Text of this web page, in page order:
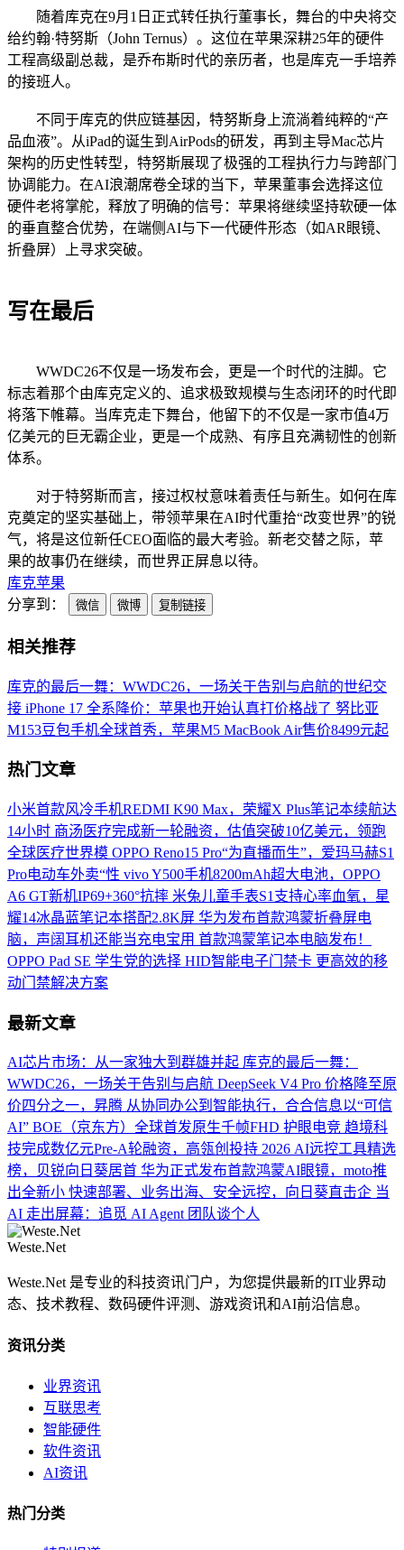
随着库克在9月1日正式转任执行董事长，舞台的中央将交
给约翰·特努斯（John Ternus）。这位在苹果深耕25年的硬件
工程高级副总裁，是乔布斯时代的亲历者，也是库克一手培养
的接班人。
不同于库克的供应链基因，特努斯身上流淌着纯粹的“产
品血液”。从iPad的诞生到AirPods的研发，再到主导Mac芯片
架构的历史性转型，特努斯展现了极强的工程执行力与跨部门
协调能力。在AI浪潮席卷全球的当下，苹果董事会选择这位
硬件老将掌舵，释放了明确的信号：苹果将继续坚持软硬一体
的垂直整合优势，在端侧AI与下一代硬件形态（如AR眼镜、
折叠屏）上寻求突破。
写在最后
WWDC26不仅是一场发布会，更是一个时代的注脚。它
标志着那个由库克定义的、追求极致规模与生态闭环的时代即
将落下帷幕。当库克走下舞台，他留下的不仅是一家市值4万
亿美元的巨无霸企业，更是一个成熟、有序且充满韧性的创新
体系。
对于特努斯而言，接过权杖意味着责任与新生。如何在库
克奠定的坚实基础上，带领苹果在AI时代重拾“改变世界”的锐
气，将是这位新任CEO面临的最大考验。新老交替之际，苹
果的故事仍在继续，而世界正屏息以待。
库克苹果
分享到：
微信 微博 复制链接
相关推荐
库克的最后一舞：WWDC26，一场关于告别与启航的世纪交
接 iPhone 17 全系降价：苹果也开始认真打价格战了 努比亚
M153豆包手机全球首秀，苹果M5 MacBook Air售价8499元起
热门文章
小米首款风冷手机REDMI K90 Max，荣耀X Plus笔记本续航达
14小时 商汤医疗完成新一轮融资，估值突破10亿美元，领跑
全球医疗世界模 OPPO Reno15 Pro“为直播而生”，爱玛马赫S1
Pro电动车外卖“性 vivo Y500手机8200mAh超大电池，OPPO
A6 GT新机IP69+360°抗摔 米兔儿童手表S1支持心率血氧，星
耀14冰晶蓝笔记本搭配2.8K屏 华为发布首款鸿蒙折叠屏电
脑，声阔耳机还能当充电宝用 首款鸿蒙笔记本电脑发布！
OPPO Pad SE 学生党的选择 HID智能电子门禁卡 更高效的移
动门禁解决方案
最新文章
AI芯片市场：从一家独大到群雄并起 库克的最后一舞：
WWDC26，一场关于告别与启航 DeepSeek V4 Pro 价格降至原
价四分之一，昇腾 从协同办公到智能执行，合合信息以“可信
AI” BOE（京东方）全球首发原生千帧FHD 护眼电竞 趋境科
技完成数亿元Pre-A轮融资，高瓴创投持 2026 AI远控工具精选
榜，贝锐向日葵居首 华为正式发布首款鸿蒙AI眼镜，moto推
出全新小 快速部署、业务出海、安全远控，向日葵直击企 当
AI 走出屏幕：追觅 AI Agent 团队谈个人
Weste.Net
Weste.Net 是专业的科技资讯门户，为您提供最新的IT业界动
态、技术教程、数码硬件评测、游戏资讯和AI前沿信息。
资讯分类
业界资讯
互联思考
智能硬件
软件资讯
AI资讯
热门分类